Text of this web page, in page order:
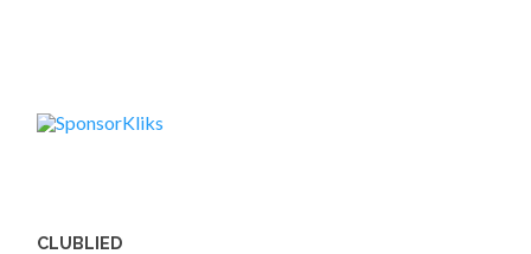
CLUBLIED